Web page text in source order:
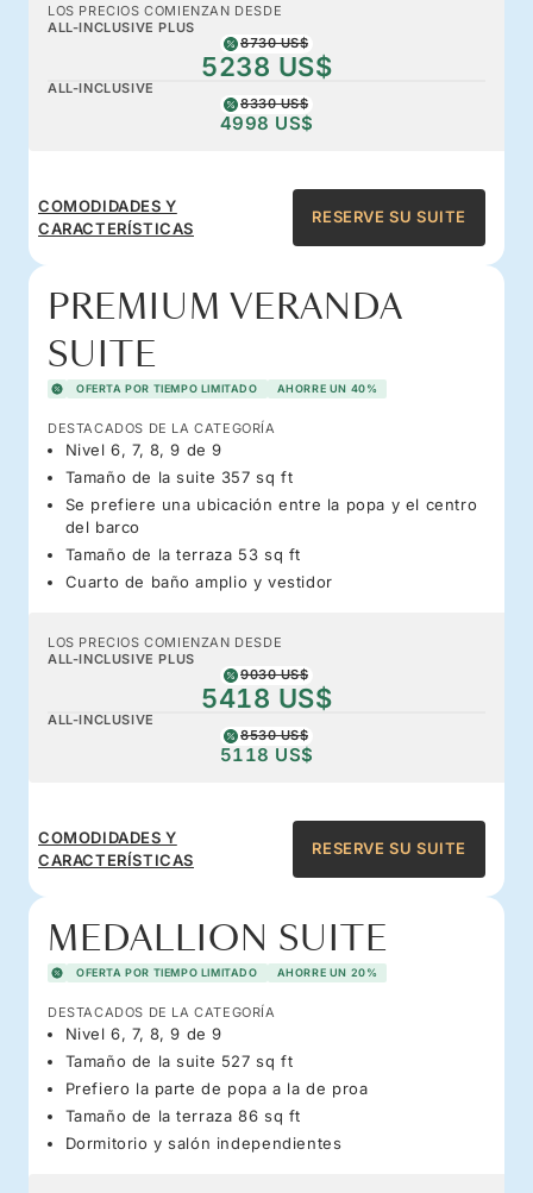
LOS PRECIOS COMIENZAN DESDE
ALL-INCLUSIVE PLUS
8730 US$
5238 US$
ALL-INCLUSIVE
8330 US$
4998 US$
COMODIDADES Y
CARACTERÍSTICAS
RESERVE SU SUITE
PREMIUM VERANDA
SUITE
OFERTA POR TIEMPO LIMITADO AHORRE UN 40%
DESTACADOS DE LA CATEGORÍA
Nivel 6, 7, 8, 9 de 9
Tamaño de la suite 357 sq ft
Se prefiere una ubicación entre la popa y el centro
del barco
Tamaño de la terraza 53 sq ft
Cuarto de baño amplio y vestidor
LOS PRECIOS COMIENZAN DESDE
ALL-INCLUSIVE PLUS
9030 US$
5418 US$
ALL-INCLUSIVE
8530 US$
5118 US$
COMODIDADES Y
CARACTERÍSTICAS
RESERVE SU SUITE
MEDALLION SUITE
OFERTA POR TIEMPO LIMITADO AHORRE UN 20%
DESTACADOS DE LA CATEGORÍA
Nivel 6, 7, 8, 9 de 9
Tamaño de la suite 527 sq ft
Prefiero la parte de popa a la de proa
Tamaño de la terraza 86 sq ft
Dormitorio y salón independientes